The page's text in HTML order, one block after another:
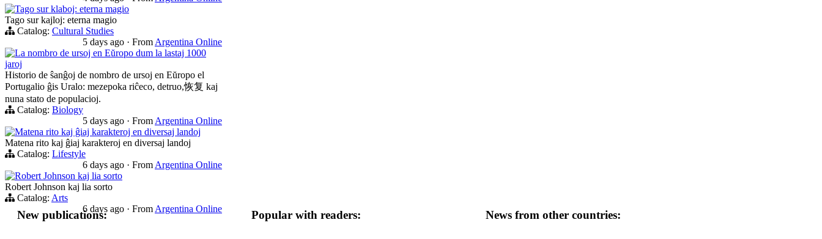
Tago sur klaboj: eterna magio
Tago sur kajloj: eterna magio
Catalog: Cultural Studies
5 days ago · From Argentina Online
La nombro de ursoj en Eŭropo dum la lastaj 1000
jaroj
Historio de ŝanĝoj de nombro de ursoj en Eŭropo el
Portugalio ĝis Uralo: mezepoka riĉeco, detruo,恢复 kaj
nuna stato de populacioj.
Catalog: Biology
5 days ago · From Argentina Online
Matena rito kaj ĝiaj karakteroj en diversaj landoj
Matena rito kaj ĝiaj karakteroj en diversaj landoj
Catalog: Lifestyle
6 days ago · From Argentina Online
Robert Johnson kaj lia sorto
Robert Johnson kaj lia sorto
Catalog: Arts
6 days ago · From Argentina Online
New publications: Popular with readers: News from other countries: